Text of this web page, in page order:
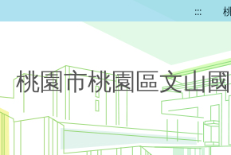
:::
桃園市桃園區文山